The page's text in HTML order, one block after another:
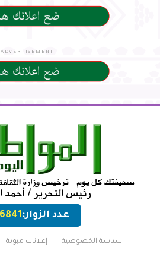
ADVERTISEMENT
عدد الزوار:
سياسة الخصوصية إعلانات مبوبة